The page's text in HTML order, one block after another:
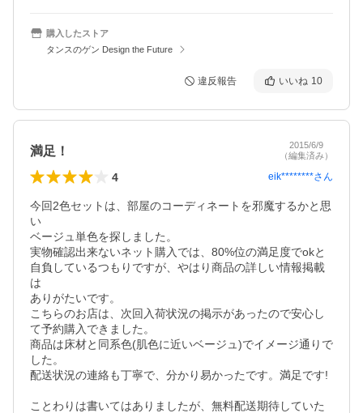
購入したストア
タンスのゲン Design the Future
違反報告 いいね 10
満足！
2015/6/9
（編集済み）
4 eik********さん
今回2色セットは、部屋のコーディネートを邪魔するかと思
い
ベージュ単色を探しました。
実物確認出来ないネット購入では、80%位の満足度でokと
自負しているつもりですが、やはり商品の詳しい情報掲載
は
ありがたいです。
こちらのお店は、次回入荷状況の掲示があったので安心し
て予約購入できました。
商品は床材と同系色(肌色に近いベージュ)でイメージ通りで
した。
配送状況の連絡も丁寧で、分かり易かったです。満足です!
ことわりは書いてはありましたが、無料配送期待していた